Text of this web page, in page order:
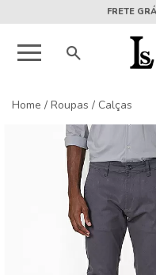
5X SEM JUROS
Home / Roupas / Calças